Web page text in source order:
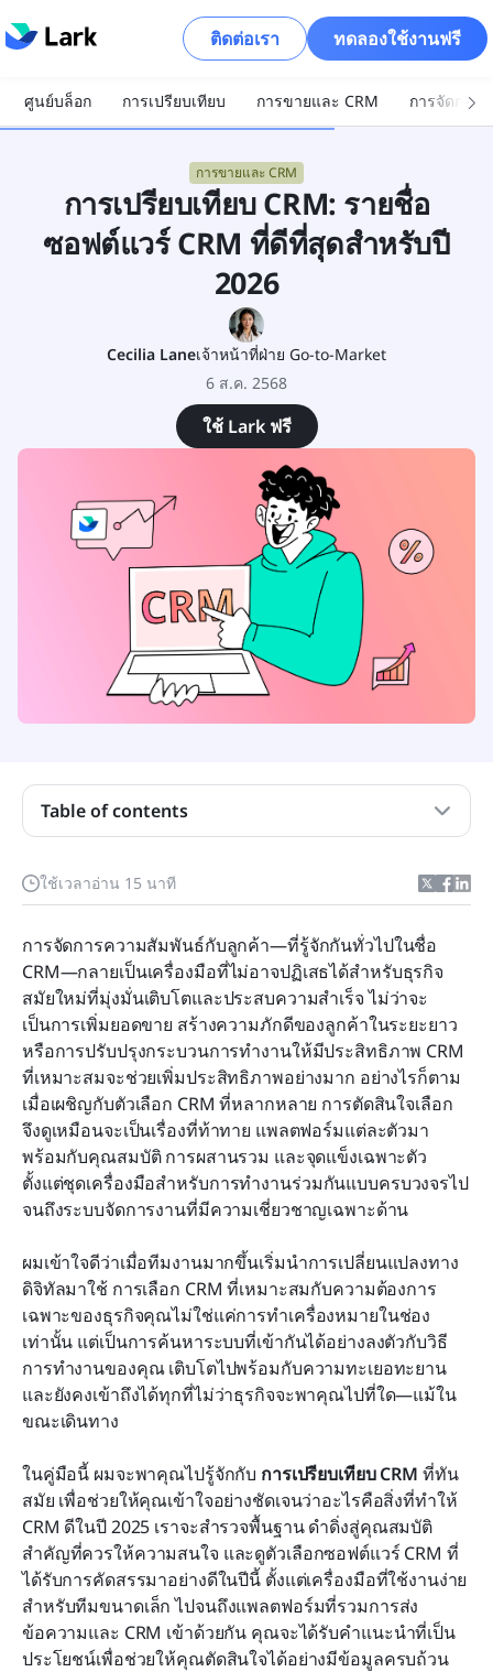
ติดต่อเรา ทดลองใช้งานฟรี
ศูนย์บล็อก การเปรียบเทียบ การขายและ CRM การจัดการ
การขายและ CRM
การเปรียบเทียบ CRM: รายชื่อ
ซอฟต์แวร์ CRM ที่ดีที่สุดสำหรับปี
2026
Cecilia Laneเจ้าหน้าที่ฝ่าย Go-to-Market
6 ส.ค. 2568
ใช้ Lark ฟรี
ใช้เวลาอ่าน 15 นาที
การจัดการความสัมพันธ์กับลูกค้า—ที่รู้จักกันทั่วไปในชื่อ
CRM—กลายเป็นเครื่องมือที่ไม่อาจปฏิเสธได้สำหรับธุรกิจ
สมัยใหม่ที่มุ่งมั่นเติบโตและประสบความสำเร็จ ไม่ว่าจะ
เป็นการเพิ่มยอดขาย สร้างความภักดีของลูกค้าในระยะยาว
หรือการปรับปรุงกระบวนการทำงานให้มีประสิทธิภาพ CRM
ที่เหมาะสมจะช่วยเพิ่มประสิทธิภาพอย่างมาก อย่างไรก็ตาม
เมื่อเผชิญกับตัวเลือก CRM ที่หลากหลาย การตัดสินใจเลือก
จึงดูเหมือนจะเป็นเรื่องที่ท้าทาย แพลตฟอร์มแต่ละตัวมา
พร้อมกับคุณสมบัติ การผสานรวม และจุดแข็งเฉพาะตัว
ตั้งแต่ชุดเครื่องมือสำหรับการทำงานร่วมกันแบบครบวงจรไป
จนถึงระบบจัดการงานที่มีความเชี่ยวชาญเฉพาะด้าน
ผมเข้าใจดีว่าเมื่อทีมงานมากขึ้นเริ่มนำการเปลี่ยนแปลงทาง
ดิจิทัลมาใช้ การเลือก CRM ที่เหมาะสมกับความต้องการ
เฉพาะของธุรกิจคุณไม่ใช่แค่การทำเครื่องหมายในช่อง
เท่านั้น แต่เป็นการค้นหาระบบที่เข้ากันได้อย่างลงตัวกับวิธี
การทำงานของคุณ เติบโตไปพร้อมกับความทะเยอทะยาน
และยังคงเข้าถึงได้ทุกที่ไม่ว่าธุรกิจจะพาคุณไปที่ใด—แม้ใน
ขณะเดินทาง
ในคู่มือนี้ ผมจะพาคุณไปรู้จักกับ การเปรียบเทียบ CRM ที่ทัน
สมัย เพื่อช่วยให้คุณเข้าใจอย่างชัดเจนว่าอะไรคือสิ่งที่ทำให้
CRM ดีในปี 2025 เราจะสำรวจพื้นฐาน ดำดิ่งสู่คุณสมบัติ
สำคัญที่ควรให้ความสนใจ และดูตัวเลือกซอฟต์แวร์ CRM ที่
ได้รับการคัดสรรมาอย่างดีในปีนี้ ตั้งแต่เครื่องมือที่ใช้งานง่าย
สำหรับทีมขนาดเล็ก ไปจนถึงแพลตฟอร์มที่รวมการส่ง
ข้อความและ CRM เข้าด้วยกัน คุณจะได้รับคำแนะนำที่เป็น
ประโยชน์เพื่อช่วยให้คุณตัดสินใจได้อย่างมีข้อมูลครบถ้วน
Table of contents
CRM คืออะไร?
ควรมองหาอะไรในระบบบริหารความสัมพันธ์ลูกค้า
(CRM)?
ซอฟต์แวร์ CRM ที่ดีที่สุดในภาพรวม
รีวิวโดยละเอียดของซอฟต์แวร์ CRM 8 อันดับแรก
การเปรียบเทียบ Lark – Lark แข่งขันในตลาด CRM
อย่างไร
กลยุทธ์ในการเลือกใช้ระบบบริหารความสัมพันธ์
ลูกค้า (CRM)
บทสรุป
การอ่านที่เกี่ยวข้อง